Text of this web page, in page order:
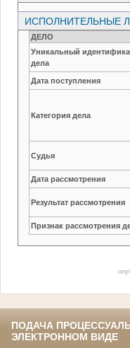
ИСПОЛНИТЕЛЬНЫЕ
ДЕЛО
Уникальный
дела
Дата поступления
Категория дела
Судья
Дата рассмотрения
Результат рассмотрения
Признак рассмотрения
ПОДАЧА
ЭЛЕКТРОННОМ ВИДЕ